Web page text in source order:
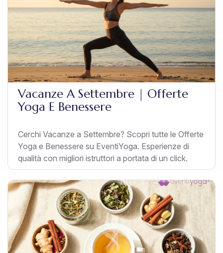
Vacanze A Settembre | Offerte
Yoga E Benessere
Cerchi Vacanze a Settembre? Scopri tutte le Offerte
Yoga e Benessere su EventiYoga. Esperienze di
qualità con migliori istruttori a portata di un click.